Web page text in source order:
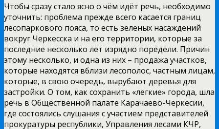
Чтобы сразу стало ясно о чём идёт речь, необходимо
уточнить: проблема прежде всего касается границ
лесопаркового пояса, то есть зеленых насаждений
вокруг Черкесска и на его территории, которые за
последние несколько лет изрядно поредели. Причин
этому несколько, и одна из них – продажа участков,
которые находятся вблизи лесополос, частным лицам,
которые, в свою очередь, вырубают деревья для
застройки. О том, как сохранить «легкие» города, шла
речь в Общественной палате Карачаево-Черкесии,
где состоялись слушания с участием представителей
прокуратуры республики, Управления лесами КЧР,